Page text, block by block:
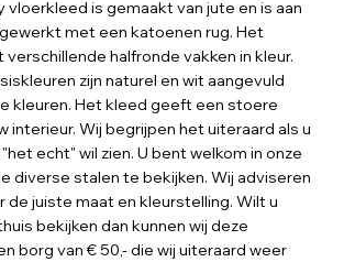
vloerkleed is gemaakt van jute en is aan
met een katoenen rug. Het
halfronde vakken in kleur.
zijn naturel en wit aangevuld
kleuren. Het kleed geeft een stoere
interieur. Wij begrijpen het uiteraard als u
echt" wil zien. U bent welkom in onze
diverse stalen te bekijken. Wij adviseren
de juiste maat en kleurstelling. Wilt u
bekijken dan kunnen wij deze
borg van € 50,- die wij uiteraard weer